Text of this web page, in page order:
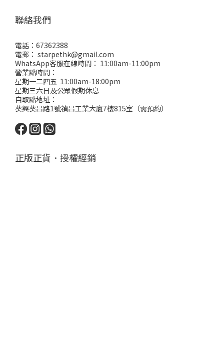
聯絡我們
電話：67362388
電郵： starpethk@gmail.com
WhatsApp客服在線時間： 11:00am-11:00pm
營業點時間：
星期一二四五 11:00am-18:00pm
星期三六日及公眾假期休息
自取點地址：
葵興葵昌路1號禎昌工業大廈7樓815室（需預約）
正版正貨．授權經銷